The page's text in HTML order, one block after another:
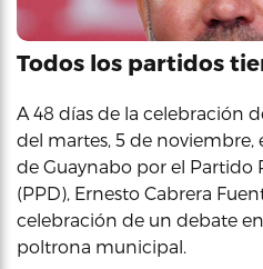
Todos los partidos
A 48 días de la celebración
del martes, 5 de noviembre,
de Guaynabo por el
(PPD), Ernesto Cabrera
celebración de un debate
poltrona municipal.